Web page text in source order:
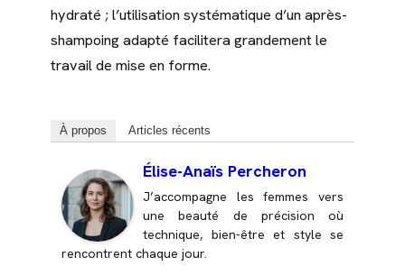
hydraté ; l’utilisation systématique d’un après-
shampoing adapté facilitera grandement le
travail de mise en forme.
À propos Articles récents
Élise-Anaïs Percheron
J’accompagne les femmes vers
une beauté de précision où
technique, bien-être et style se
rencontrent chaque jour.